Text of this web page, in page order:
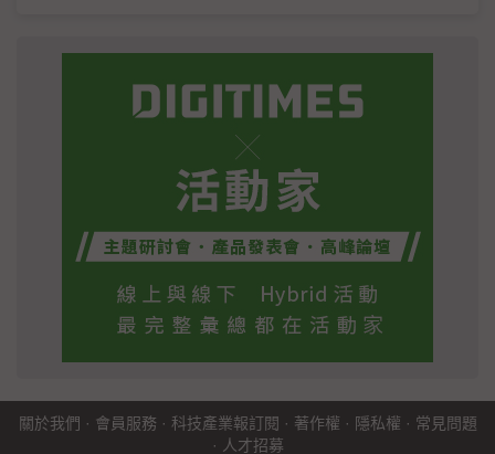
關於我們 · 會員服務 · 科技產業報訂閱 · 著作權 · 隱私權 · 常見問題
· 人才招募